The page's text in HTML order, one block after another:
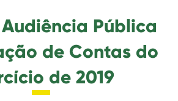
Pública
de Contas do
de 2019